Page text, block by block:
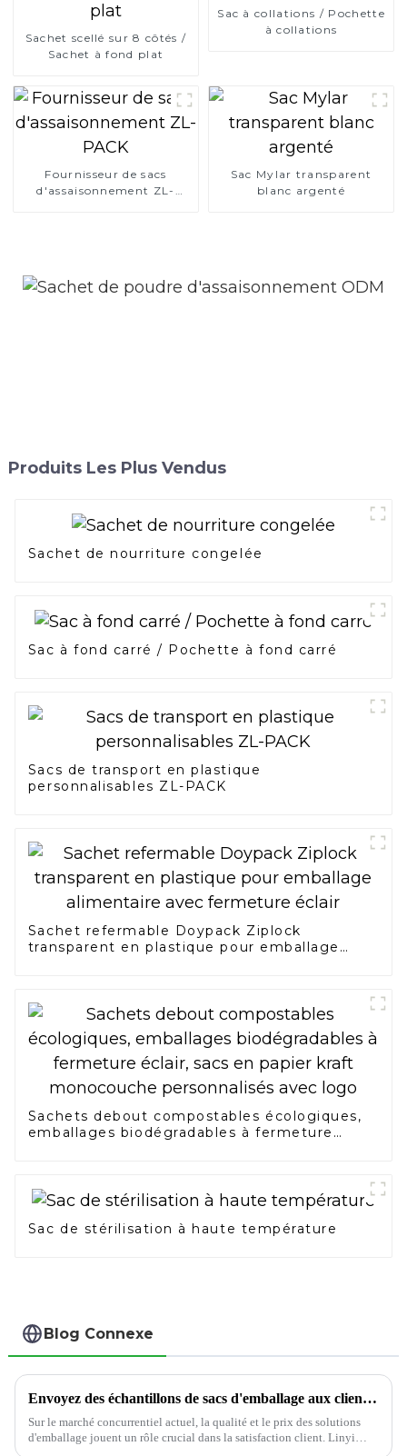
Sachet scellé sur 8 côtés /
Sachet à fond plat
Sac à collations / Pochette
à collations
Fournisseur de sacs
d'assaisonnement ZL-
Sac Mylar transparent
blanc argenté
Produits Les Plus Vendus
Sachet de nourriture congelée
Sac à fond carré / Pochette à fond carré
Sacs de transport en plastique
personnalisables ZL-PACK
Sachet refermable Doypack Ziplock
transparent en plastique pour emballage
Sachets debout compostables écologiques,
emballages biodégradables à fermeture
Sac de stérilisation à haute température
Blog Connexe
Envoyez des échantillons de sacs d'emballage aux clients thaïlandais
Sur le marché concurrentiel actuel, la qualité et le prix des solutions
d'emballage jouent un rôle crucial dans la satisfaction client. Linyi